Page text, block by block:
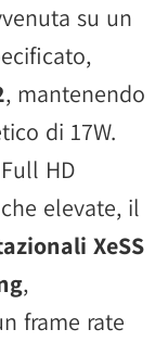
su un
, mantenendo
di 17W.
HD
elevate, il
XeSS
,
frame rate